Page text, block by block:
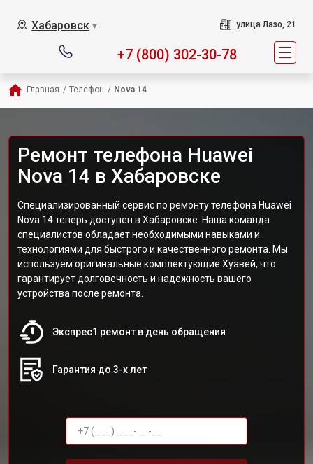
Хабаровск ▼ улица Лазо, 21
+7 (800) 302-30-78
Главная / Телефон / Nova 14
Ремонт телефона Huawei
Nova 14 в Хабаровске
Специализированный сервис по ремонту телефона Huawei
Nova 14 теперь доступен в Хабаровске. Наша команда
специалистов обладает необходимыми навыками и
технологиями для быстрого и качественного ремонта. Мы
используем оригинальные комплектующие Хуавей, что
гарантирует долговечность и надежность вашего
устройства после ремонта.
Экспрес1 ремонт в день обращения
Гарантия до 3-х лет